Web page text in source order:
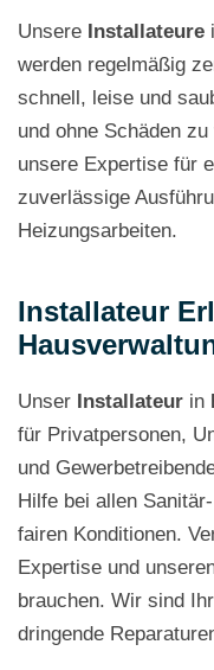
Unsere Installateure
werden regelmäßig
schnell, leise und
und ohne Schäden
unsere Expertise für
zuverlässige
Heizungsarbeiten.
Installateur
Unser Installateur in
für Privatpersonen,
und
Hilfe bei allen
fairen Konditionen.
Expertise und
brauchen. Wir sind
dringende